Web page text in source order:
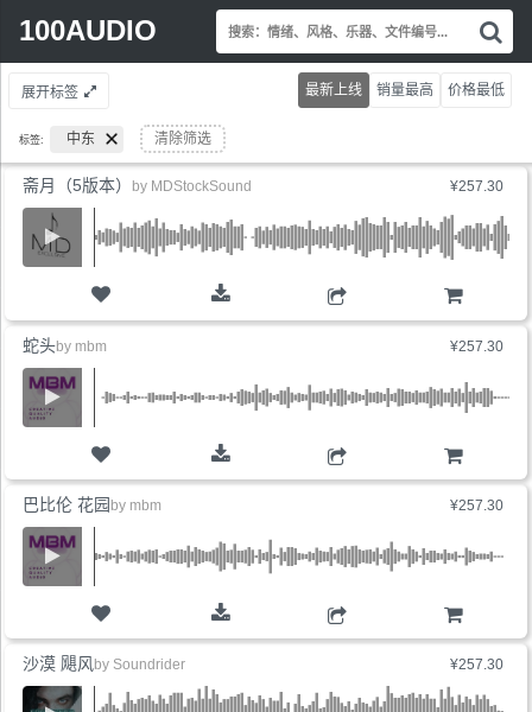
100AUDIO
Search
索
情
绪
乐
文
件
展开标签
标签: 中东 清除筛选
最新上线 销量最高 价格最低
¥257.30
斋月（5版本） by MDStockSound
¥257.30
购物车
蛇头by mbm
¥257.30
购物车
巴比伦 花园 by mbm
¥257.30
沙漠 飓风 by Soundrider